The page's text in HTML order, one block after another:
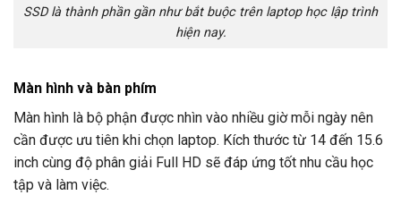
SSD là thành phần gần như bắt buộc trên laptop học lập trình
hiện nay.
Màn hình và bàn phím
Màn hình là bộ phận được nhìn vào nhiều giờ mỗi ngày nên
cần được ưu tiên khi chọn laptop. Kích thước từ 14 đến 15.6
inch cùng độ phân giải Full HD sẽ đáp ứng tốt nhu cầu học
tập và làm việc.